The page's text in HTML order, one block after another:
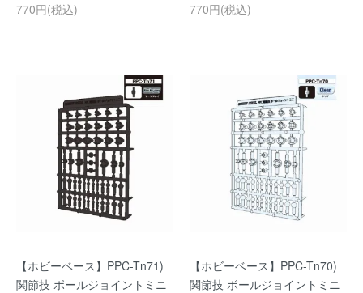
770円(税込)
770円(税込)
【ホビーベース】PPC-Tn71)
関節技 ボールジョイントミニ
【ホビーベース】PPC-Tn70)
関節技 ボールジョイントミニ